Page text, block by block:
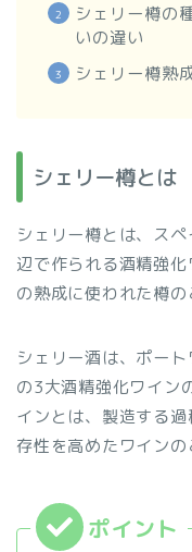
シェリー樽の
いの違い
シェリー樽熟
シェリー樽とは
シェリー樽とは、ス
辺で作られる酒精強化
の熟成に使われた樽の
シェリー酒は、ポー
の3大酒精強化ワイン
インとは、製造する
存性を高めたワインの